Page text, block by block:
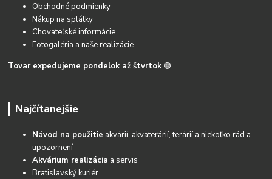
Obchodné podmienky
Nákup na splátky
Chovateľské informácie
Fotogaléria a naše realizácie
Tovar expedujeme pondelok až štvrtok 🟢
Najčítanejšie
Návod na použitie akvárií, akvaterárií, terárií a niekoľko rád a
upozornení
Akvárium realizácia a servis
Bratislavský kuriér